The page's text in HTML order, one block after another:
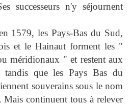
successeurs n'y séjournent
1579, les Pays-Bas du Sud,
et le Hainaut forment les "
méridionaux " et restent aux
tandis que les Pays Bas du
souverains sous le nom
continuent tous à relever